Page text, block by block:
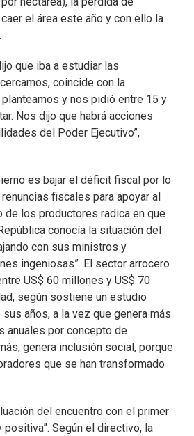
el área este año y con ello la
que iba a estudiar las
coincide con la
y nos pidió entre 15 y
Nos dijo que habrá acciones
del Poder Ejecutivo”,
es bajar el déficit fiscal por lo
fiscales para apoyar al
de los productores radica en que
conocía la situación del
con sus ministros y
ingeniosas”. El sector arrocero
US$ 60 millones y US$ 70
según sostiene un estudio
años, a la vez que genera más
anuales por concepto de
genera inclusión social, porque
que se han transformado
del encuentro con el primer
positiva”. Según el directivo, la